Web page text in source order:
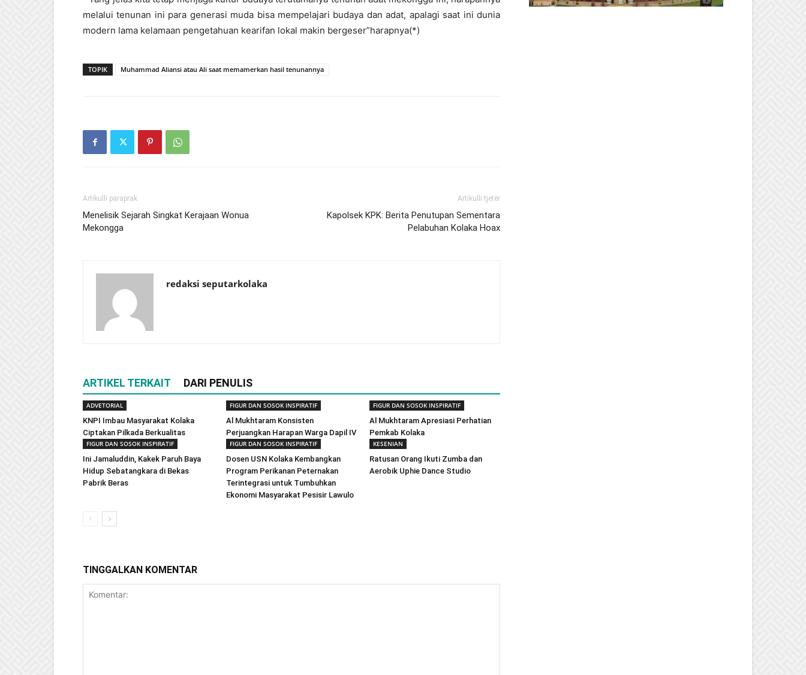
melalui tenunan ini para generasi muda bisa mempelajari budaya dan adat, apalagi saat ini dunia
modern lama kelamaan pengetahuan kearifan lokal makin bergeser”harapnya(*)
TOPIK Muhammad Aliansi atau Ali saat memamerkan hasil tenunannya
Artikulli paraprak
Menelisik Sejarah Singkat Kerajaan Wonua
Mekongga
Artikulli tjetër
Kapolsek KPK: Berita Penutupan Sementara
Pelabuhan Kolaka Hoax
redaksi seputarkolaka
ARTIKEL TERKAIT DARI PENULIS
ADVETORIAL
KNPI Imbau Masyarakat Kolaka
Ciptakan Pilkada Berkualitas
FIGUR DAN SOSOK INSPIRATIF
Al Mukhtaram Konsisten
Perjuangkan Harapan Warga Dapil IV
FIGUR DAN SOSOK INSPIRATIF
Al Mukhtaram Apresiasi Perhatian
Pemkab Kolaka
FIGUR DAN SOSOK INSPIRATIF
Ini Jamaluddin, Kakek Paruh Baya
Hidup Sebatangkara di Bekas
Pabrik Beras
FIGUR DAN SOSOK INSPIRATIF
Dosen USN Kolaka Kembangkan
Program Perikanan Peternakan
Terintegrasi untuk Tumbuhkan
Ekonomi Masyarakat Pesisir Lawulo
KESENIAN
Ratusan Orang Ikuti Zumba dan
Aerobik Uphie Dance Studio
TINGGALKAN KOMENTAR